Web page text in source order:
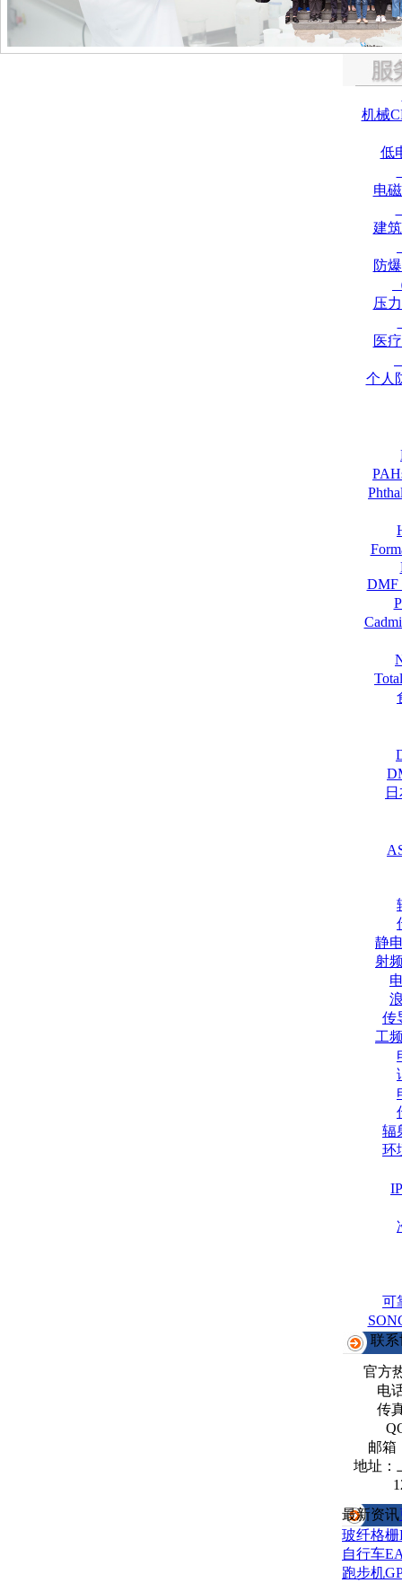
机械
低
电
建
防
压
医
个人
DMF
静
射
传
工
辐
环
可
联
官方
电
传
邮箱
地址：
最新资讯
玻纤格
自行车
跑步机